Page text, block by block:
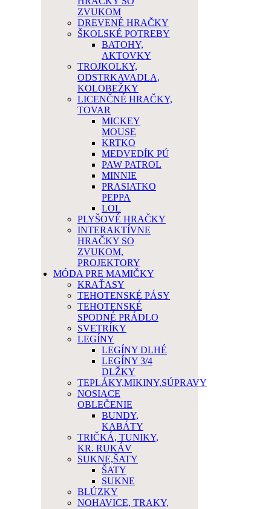
ZVUKOM
DREVENÉ HRAČKY
ŠKOLSKÉ POTREBY
BATOHY,
AKTOVKY
TROJKOLKY,
ODSTRKAVADLA,
KOLOBEŽKY
LICENČNÉ HRAČKY,
TOVAR
MICKEY
MOUSE
KRTKO
MEDVEDÍK PÚ
PAW PATROL
MINNIE
PRASIATKO
PEPPA
LOL
PLYŠOVÉ HRAČKY
INTERAKTÍVNE
HRAČKY SO
ZVUKOM,
PROJEKTORY
MÓDA PRE MAMIČKY
KRAŤASY
TEHOTENSKÉ PÁSY
TEHOTENSKÉ
SPODNÉ PRÁDLO
SVETRÍKY
LEGÍNY
LEGÍNY DLHÉ
LEGÍNY 3/4
DLŽKY
TEPLÁKY,MIKINY,SÚPRAVY
NOSIACE
OBLEČENIE
BUNDY,
KABÁTY
TRIČKÁ, TUNIKY,
KR. RUKÁV
SUKNE,ŠATY
ŠATY
SUKNE
BLÚZKY
NOHAVICE, TRAKY,